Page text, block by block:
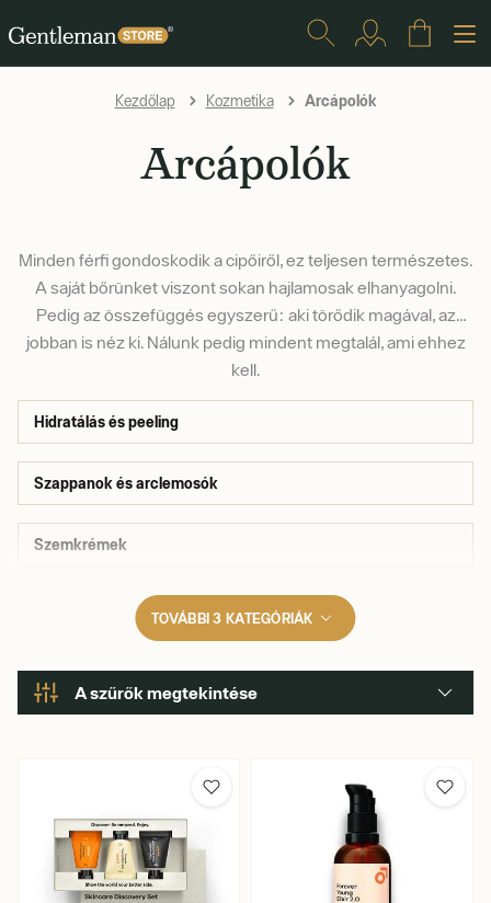
Kezdőlap Kozmetika Arcápolók
Arcápolók
Minden férfi gondoskodik a cipőiről, ez teljesen természetes.
A saját bőrünket viszont sokan hajlamosak elhanyagolni.
Pedig az összefüggés egyszerű: aki törődik magával, az
jobban is néz ki. Nálunk pedig mindent megtalál, ami ehhez
kell.
Hidratálás és peeling
Szappanok és arclemosók
Szemkrémek
TOVÁBBI 3 KATEGÓRIÁK
A szűrők megtekintése
Illat